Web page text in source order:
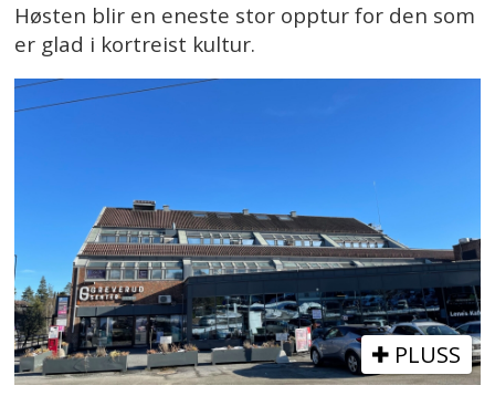
Høsten blir en eneste stor opptur for den som
er glad i kortreist kultur.
PLUSS